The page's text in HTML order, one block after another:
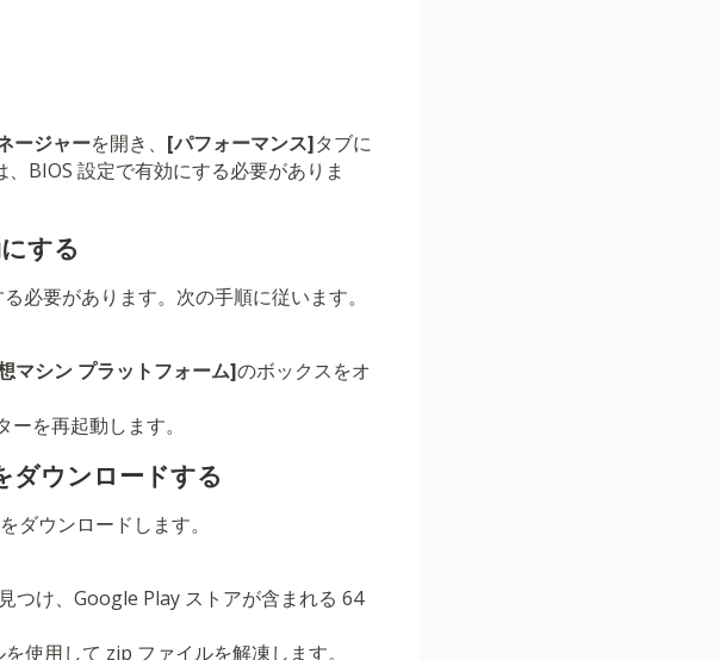
ージャーを開き、 [パフォーマンス]タブに
BIOS 設定で有効にする必要がありま
する
必要があります。次の手順に従います。
マシン プラットフォーム]のボックスをオ
を再起動します。
ウンロードする
ウンロードします。
つけ、Google Play ストアが含まれる 64
使用して zip ファイルを解凍します。